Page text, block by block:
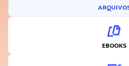
EBOOKS